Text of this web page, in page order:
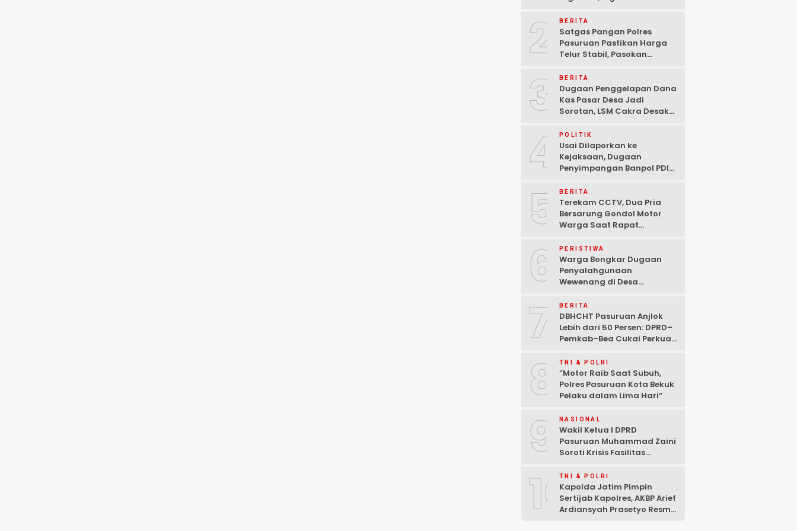
Pasuruan
2 BERITA
Satgas Pangan Polres
Pasuruan Pastikan Harga
Telur Stabil, Pasokan
Kekhawatiran Fluktuasi
3 BERITA
Dugaan Penggelapan Dana
Kas Pasar Desa Jadi
Sorotan, LSM Cakra Desak
4 POLITIK
Usai Dilaporkan ke
Kejaksaan, Dugaan
Penyimpangan Banpol PDIP
Tuntas “6 Eks Ketua PAC
Cabut Laporan”
5 BERITA
Terekam CCTV, Dua Pria
Bersarung Gondol Motor
Warga Saat Rapat
6 PERISTIWA
Warga Bongkar Dugaan
Penyalahgunaan
Wewenang di Desa
Mencuat
7 BERITA
DBHCHT Pasuruan Anjlok
Lebih dari 50 Persen: DPRD–
Pemkab–Bea Cukai Perkuat
Rokok Ilegal
8 TNI & POLRI
‎”Motor Raib Saat Subuh,
Polres Pasuruan Kota Bekuk
Pelaku dalam Lima Hari” ‎
9 NASIONAL
Wakil Ketua I DPRD
Pasuruan Muhammad Zaini
Soroti Krisis Fasilitas
Anggaran
10TNI & POLRI
Kapolda Jatim Pimpin
Sertijab Kapolres, AKBP Arief
Ardiansyah Prasetyo Resmi